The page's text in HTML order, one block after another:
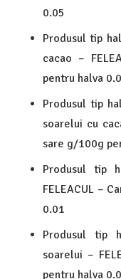
0.05
Produsul tip
cacao –
pentru halva
Produsul tip
soarelui cu
sare g/100g
Produsul tip
FELEACUL –
0.01
Produsul tip
soarelui –
pentru halva